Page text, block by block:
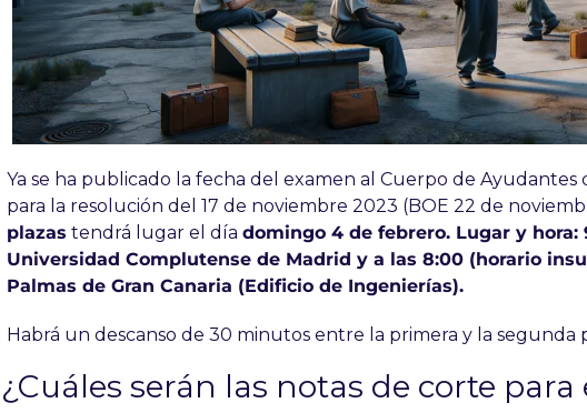
Ya se ha publicado la fecha del examen al Cuerpo de Ayudantes
para la resolución del 17 de noviembre 2023 (BOE 22 de
plazas tendrá lugar el día domingo 4 de febrero. Lugar y
Universidad Complutense de Madrid y a las 8:00 (horario
Palmas de Gran Canaria (Edificio de Ingenierías).
Habrá un descanso de 30 minutos entre la primera y la segunda
¿Cuáles serán las notas de corte para